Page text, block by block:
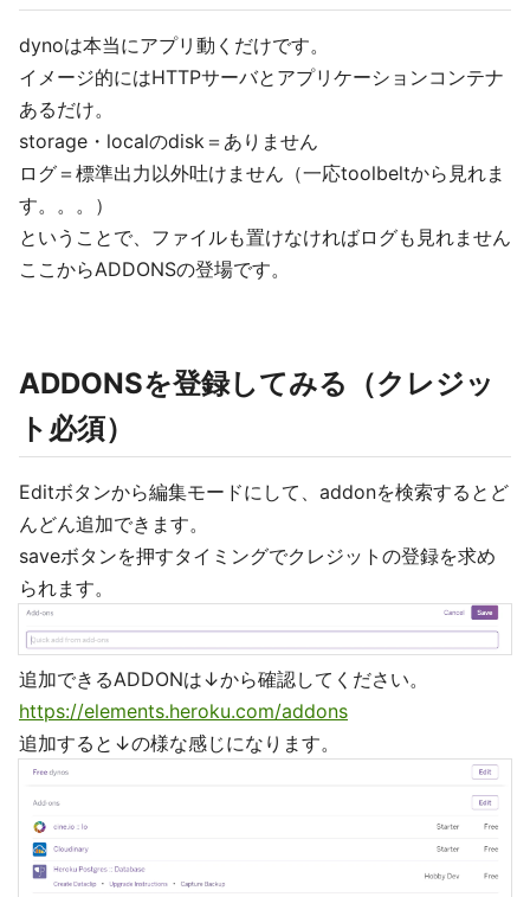
dynoは本当にアプリ動くだけです。
イメージ的にはHTTPサーバとアプリケーションコンテナ
あるだけ。
storage・localのdisk＝ありません
ログ＝標準出力以外吐けません（一応toolbeltから見れま
す。。。）
ということで、ファイルも置けなければログも見れません
ここからADDONSの登場です。
ADDONSを登録してみる（クレジッ
ト必須）
Editボタンから編集モードにして、addonを検索するとど
んどん追加できます。
saveボタンを押すタイミングでクレジットの登録を求め
られます。
追加できるADDONは↓から確認してください。
https://elements.heroku.com/addons
追加すると↓の様な感じになります。